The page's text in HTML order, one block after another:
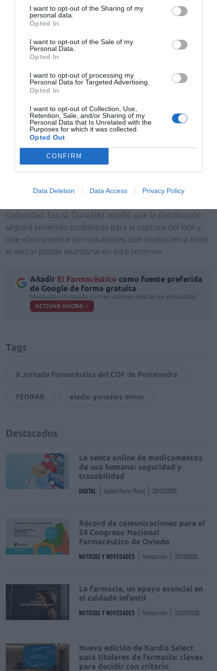
I want to opt-out of the Sharing of my
personal data.
Opted In
I want to opt-out of the Sale of my
Personal Data.
Opted In
I want to opt-out of processing my
Personal Data for Targeted Advertising.
Opted In
I want to opt-out of Collection, Use,
Retention, Sale, and/or Sharing of my
Personal Data that Is Unrelated with the
Purposes for which it was collected.
Opted Out
CONFIRM
Data Deletion Data Access Privacy Policy
Trazabilidad y antifalsificación
presidenta del Colegio Oficial de Farmacéuticos de
Pontevedra, Alba Soutelo, el presidente de FEDIFAR
cumplimiento de la directiva europea de
antifalsificaciones. A este respecto, Eladio González
resaltó la importancia de los acuerdos alcanzados por
los distintos agentes del sector para cumplir con las
exigencias de esta directiva, cuyo borrador de acto
delegado ha sido publicado recientemente por la
Comisión Europea.
Al mismo tiempo, puso de manifiesto que no se trata de
verificación de un código unitario por envase impreso
caducidad. Eso sí, González resaltó que la distribución
seguirá teniendo problemas para la captura del lote y
que «únicamente con soluciones que involucren a todo
el sector puede avanzarse en este terreno».
Añadir El Farmacéutico como fuente preferida
de Google de forma gratuita
Mantente informado con las últimas noticias de actualidad.
ACTIVAR AHORA
Tags
II Jornada Farmacéutica del COF de Pontevedra
FEDIFAR eladio gonzalez minor
Destacados
La venta online de medicamentos
de uso humano: seguridad y
trazabilidad
DIGITAL Isabel Marín Moral 28/07/2026
Récord de comunicaciones para el
24 Congreso Nacional
Farmacéutico de Oviedo
NOTICIAS Y NOVEDADES Redacción 31/07/2026
La farmacia, un apoyo esencial en
el cuidado infantil
NOTICIAS Y NOVEDADES Redacción 30/07/2026
Nueva edición de Kardia Select
para titulares de farmacia: claves
para decidir con criterio